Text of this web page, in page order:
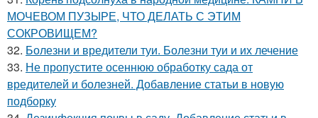
МОЧЕВОМ ПУЗЫРЕ, ЧТО ДЕЛАТЬ С ЭТИМ
СОКРОВИЩЕМ?
32. Болезни и вредители туи. Болезни туи и их лечение
33. Не пропустите осеннюю обработку сада от
вредителей и болезней. Добавление статьи в новую
подборку